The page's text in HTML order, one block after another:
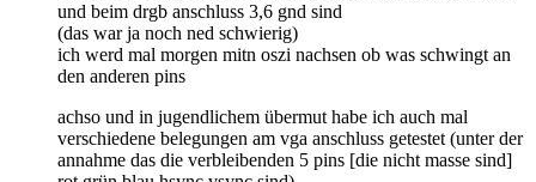
und beim drgb anschluss 3,6 gnd sind
(das war ja noch ned schwierig)
ich werd mal morgen mitn oszi nachsen ob was schwingt an
den anderen pins
achso und in jugendlichem übermut habe ich auch mal
verschiedene belegungen am vga anschluss getestet (unter der
annahme das die verbleibenden 5 pins [die nicht masse sind]